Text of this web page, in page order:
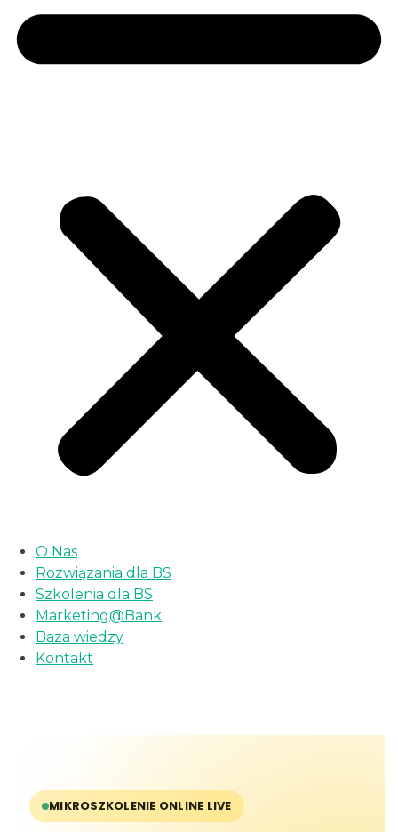
O Nas
Rozwiązania dla BS
Szkolenia dla BS
Marketing@Bank
Baza wiedzy
Kontakt
MIKROSZKOLENIE ONLINE LIVE